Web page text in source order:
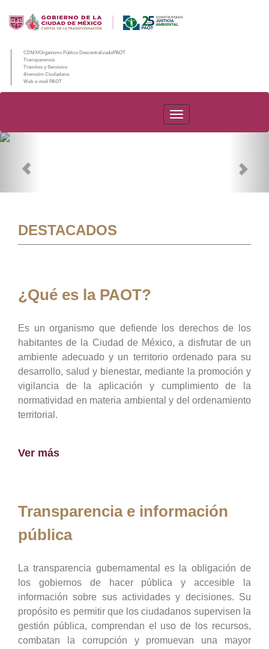
CDMX/Organismo Público Descentralizado/PAOT
Transparencia
Trámites y Servicios
Atención Ciudadana
Web e-mail PAOT
PAOT
DESTACADOS
¿Qué es la PAOT?
Es un organismo que defiende los derechos de los
habitantes de la Ciudad de México, a disfrutar de un
ambiente adecuado y un territorio ordenado para su
desarrollo, salud y bienestar, mediante la promoción y
vigilancia de la aplicación y cumplimiento de la
normatividad en materia ambiental y del ordenamiento
territorial.
Ver más
Transparencia e información
pública
La transparencia gubernamental es la obligación de
los gobiernos de hacer pública y accesible la
información sobre sus actividades y decisiones. Su
propósito es permitir que los ciudadanos supervisen la
gestión pública, comprendan el uso de los recursos,
combatan la corrupción y promuevan una mayor